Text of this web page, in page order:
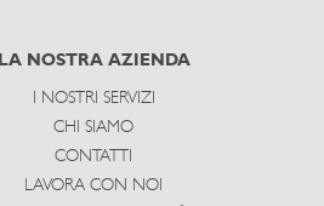
LA NOSTRA AZIENDA
I NOSTRI SERVIZI
CHI SIAMO
CONTATTI
LAVORA CON NOI